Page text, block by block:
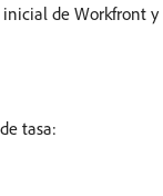
de Workfront
tasa: